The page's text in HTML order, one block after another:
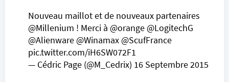
Nouveau maillot et de nouveaux partenaires
@Millenium ! Merci à @orange @LogitechG
@Alienware @Winamax @ScufFrance
pic.twitter.com/iH6SW072F1
— Cédric Page (@M_Cedrix) 16 Septembre 2015